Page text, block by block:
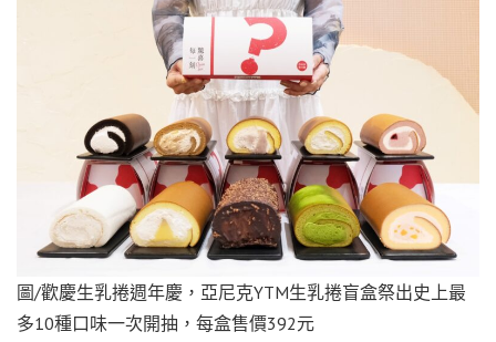
圖/歡慶生乳捲週年慶，亞尼克YTM生乳捲盲盒祭出史上最
多10種口味一次開抽，每盒售價392元